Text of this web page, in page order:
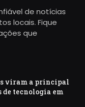
de notícias
locais. Fique
que
viram a principal
de tecnologia em